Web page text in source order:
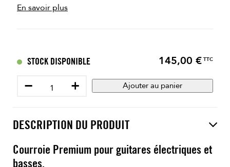
En savoir plus
STOCK DISPONIBLE Prix
145,00 € TTC
− + Ajouter au panier
DESCRIPTION DU PRODUIT
Courroie Premium pour guitares électriques et
basses.